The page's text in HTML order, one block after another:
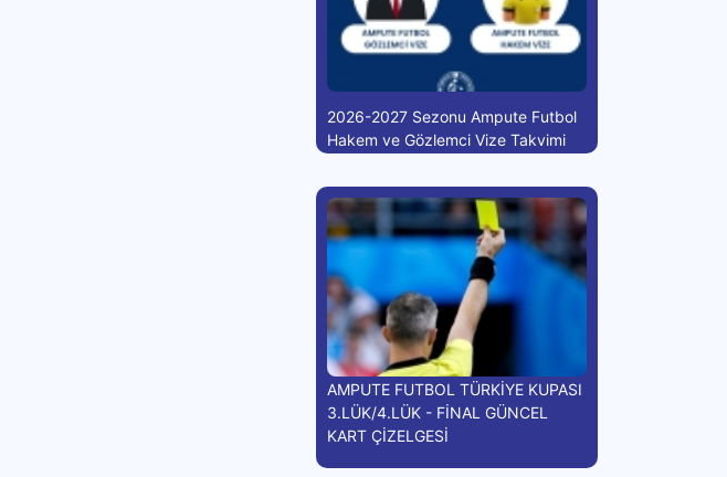
2026-2027 Sezonu Ampute Futbol
Hakem ve Gözlemci Vize Takvimi
AMPUTE FUTBOL TÜRKİYE KUPASI
3.LÜK/4.LÜK - FİNAL GÜNCEL
KART ÇİZELGESİ